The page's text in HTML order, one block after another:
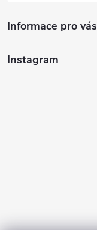
Informace pro vás
Instagram